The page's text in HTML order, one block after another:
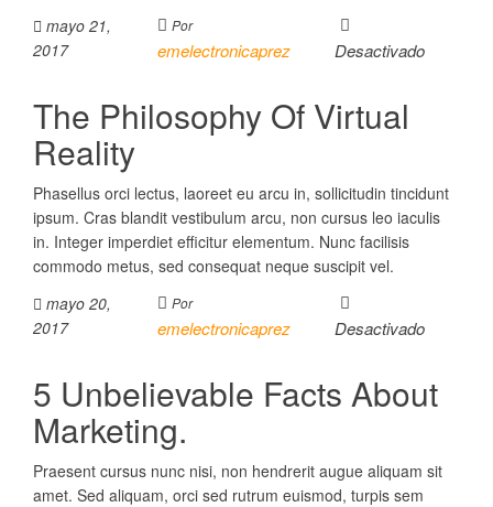
mayo 21,
2017
Por
emelectronicaprez Desactivado
The Philosophy Of Virtual
Reality
Phasellus orci lectus, laoreet eu arcu in, sollicitudin tincidunt
ipsum. Cras blandit vestibulum arcu, non cursus leo iaculis
in. Integer imperdiet efficitur elementum. Nunc facilisis
commodo metus, sed consequat neque suscipit vel.
mayo 20,
2017
Por
emelectronicaprez Desactivado
5 Unbelievable Facts About
Marketing.
Praesent cursus nunc nisi, non hendrerit augue aliquam sit
amet. Sed aliquam, orci sed rutrum euismod, turpis sem